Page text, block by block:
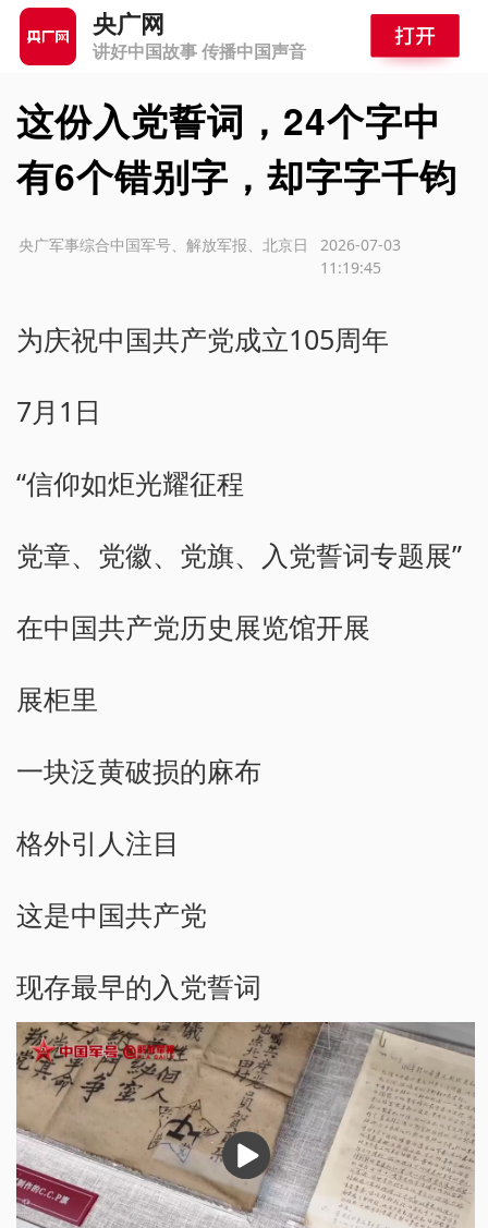
央广网
讲好中国故事 传播中国声音
这份入党誓词，24个字中
有6个错别字，却字字千钧
2026-07-03
11:19:45
央广军事综合中国军号、解放军报、北京日
为庆祝中国共产党成立105周年
7月1日
“信仰如炬光耀征程
党章、党徽、党旗、入党誓词专题展”
在中国共产党历史展览馆开展
展柜里
一块泛黄破损的麻布
格外引人注目
这是中国共产党
现存最早的入党誓词
播
放